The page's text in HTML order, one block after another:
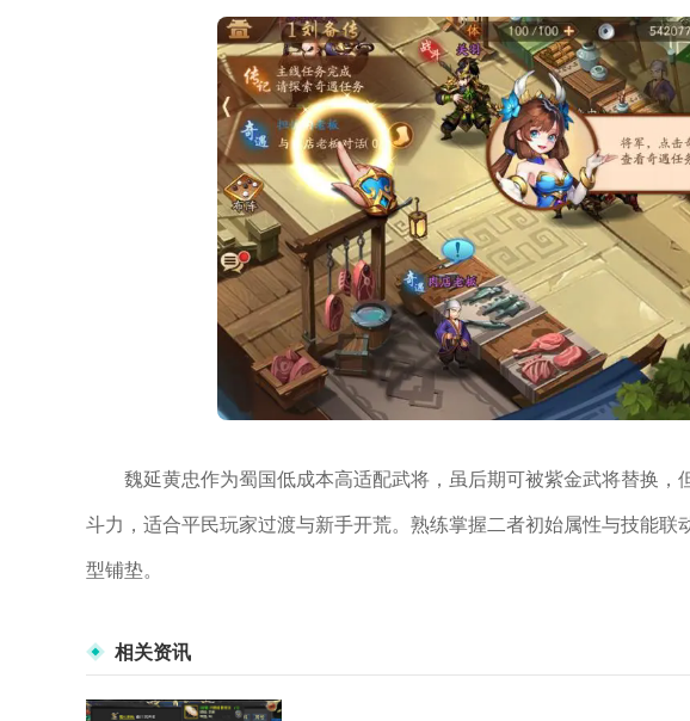
魏延黄忠作为蜀国低成本高适配武将，虽后期可被紫金武将替换
斗力，适合平民玩家过渡与新手开荒。熟练掌握二者初始属性与技能
型铺垫。
相关资讯